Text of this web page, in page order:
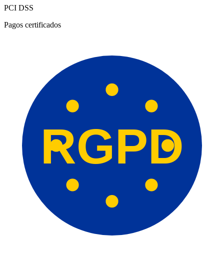
PCI DSS
Pagos certificados
RGPD